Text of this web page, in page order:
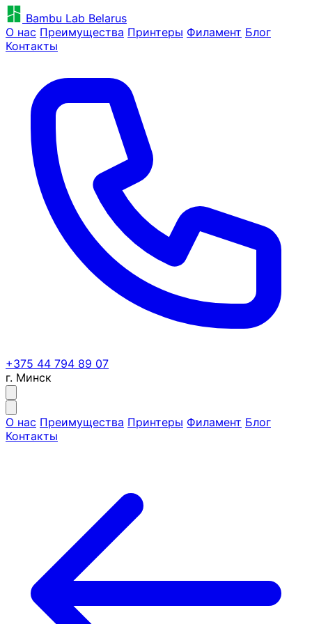
Bambu Lab Belarus
О нас Преимущества Принтеры Филамент Блог
Контакты
+375 44 794 89 07
г. Минск
О нас Преимущества Принтеры Филамент Блог
Контакты